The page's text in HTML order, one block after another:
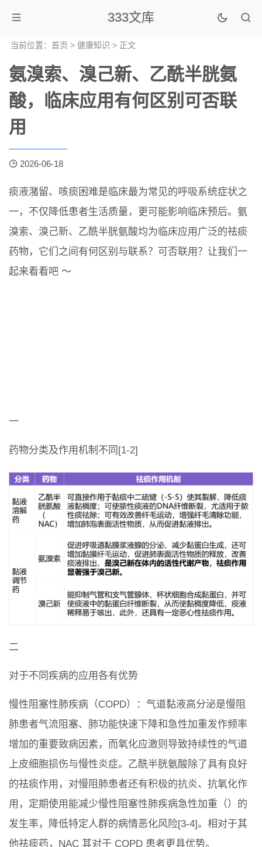
333文库
当前位置： 首页 > 健康知识 > 正文
氨溴索、溴己新、乙酰半胱氨
酸，临床应用有何区别可否联
用
2026-06-18
痰液潴留、咳痰困难是临床最为常见的呼吸系统症状之
一，不仅降低患者生活质量，更可能影响临床预后。氨
溴索、溴己新、乙酰半胱氨酸均为临床应用广泛的祛痰
药物，它们之间有何区别与联系？可否联用？让我们一
起来看看吧 ～
一
药物分类及作用机制不同[1-2]
二
对于不同疾病的应用各有优势
慢性阻塞性肺疾病（COPD）：气道黏液高分泌是慢阻
肺患者气流阻塞、肺功能快速下降和急性加重发作频率
增加的重要致病因素，而氧化应激则导致持续性的气道
上皮细胞损伤与慢性炎症。乙酰半胱氨酸除了具有良好
的祛痰作用，对慢阻肺患者还有积极的抗炎、抗氧化作
用，定期使用能减少慢性阻塞性肺疾病急性加重（）的
发生率，降低特定人群的病情恶化风险[3-4]。相对于其
他祛痰药，NAC 其对于 COPD 患者更具优势。